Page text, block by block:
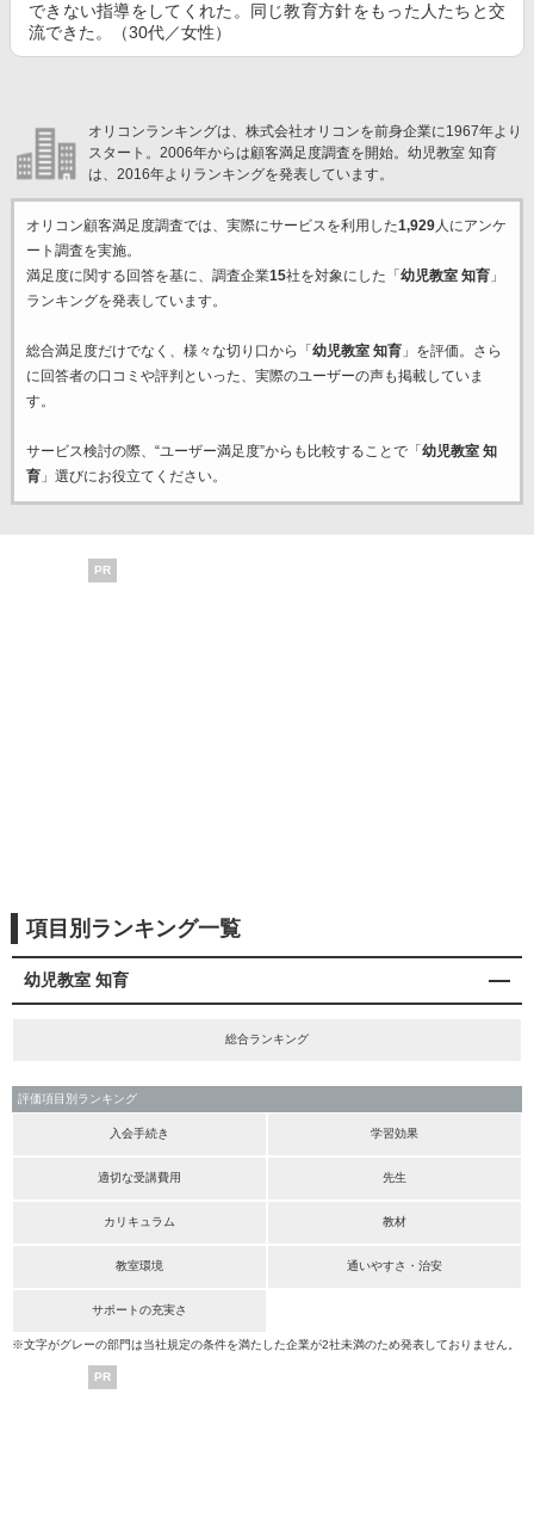
できない指導をしてくれた。同じ教育方針をもった人たちと交
流できた。（30代／女性）
オリコンランキングは、株式会社オリコンを前身企業に1967年より
スタート。2006年からは顧客満足度調査を開始。幼児教室 知育
は、2016年よりランキングを発表しています。
オリコン顧客満足度調査では、実際にサービスを利用した1,929人にアンケ
ート調査を実施。
満足度に関する回答を基に、調査企業15社を対象にした「 幼児教室 知育」
ランキングを発表しています。
総合満足度だけでなく、様々な切り口から「 幼児教室 知育」を評価。さら
に回答者の口コミや評判といった、実際のユーザーの声も掲載していま
す。
サービス検討の際、“ユーザー満足度”からも比較することで「 幼児教室 知
育」選びにお役立てください。
PR
項目別ランキング一覧
幼児教室 知育
総合ランキング
評価項目別ランキング
入会手続き 学習効果
適切な受講費用 先生
カリキュラム 教材
教室環境 通いやすさ・治安
サポートの充実さ
※文字がグレーの部門は当社規定の条件を満たした企業が2社未満のため発表しておりません。
PR